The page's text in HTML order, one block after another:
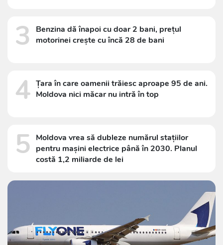
3
Benzina dă înapoi cu doar 2 bani, prețul
motorinei crește cu încă 28 de bani
4 Țara în care oamenii trăiesc aproape 95 de ani.
Moldova nici măcar nu intră în top
5 Moldova vrea să dubleze numărul stațiilor
pentru mașini electrice până în 2030. Planul
costă 1,2 miliarde de lei